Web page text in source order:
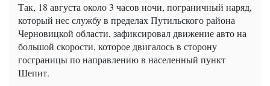
Так, 18 августа около 3 часов ночи, пограничный наряд,
который нес службу в пределах Путильского района
Черновицкой области, зафиксировал движение авто на
большой скорости, которое двигалось в сторону
госграницы по направлению в населенный пункт
Шепит.